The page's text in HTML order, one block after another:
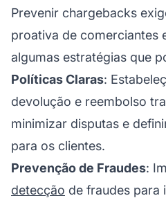
Prevenir chargebacks
proativa de comerciantes
algumas estratégias que
Políticas Claras:
devolução e reembolso
minimizar disputas e
para os clientes.
Prevenção de Fraudes:
detecção de fraudes para